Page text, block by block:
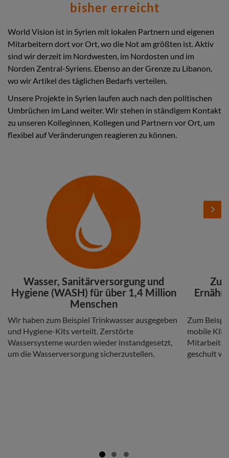
bisher erreicht
World Vision ist in Syrien mit lokalen Partnern und eigenen
Mitarbeitern dort vor Ort, wo die Not am größten ist. Aktiv
sind wir derzeit im Nordwesten, im Nordosten und im
Norden Zentral-Syriens. Ebenso an der Grenze zu Libanon,
wo wir Artikel des täglichen Bedarfs verteilen.
Unsere Projekte in Syrien laufen auch nach den politischen
Umbrüchen im Land weiter. Wir stehen in ständigem Kontakt
zu unseren Kolleginnen, Kollegen und Partnern vor Ort, um
flexibel auf Veränderungen reagieren zu können.
Headline
Wasser, Sanitärversorgung und
Hygiene (WASH) für über 1,4 Million
Menschen
Copy
Wir haben zum Beispiel Trinkwasser ausgegeben
und Hygiene-Kits verteilt. Zerstörte
Wassersysteme wurden wieder instandgesetzt,
um die Wasserversorgung sicherzustellen.
Headline
Copy
Zum
mobile
geschult
Next